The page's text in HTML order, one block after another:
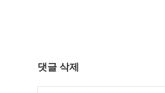
댓글 삭제